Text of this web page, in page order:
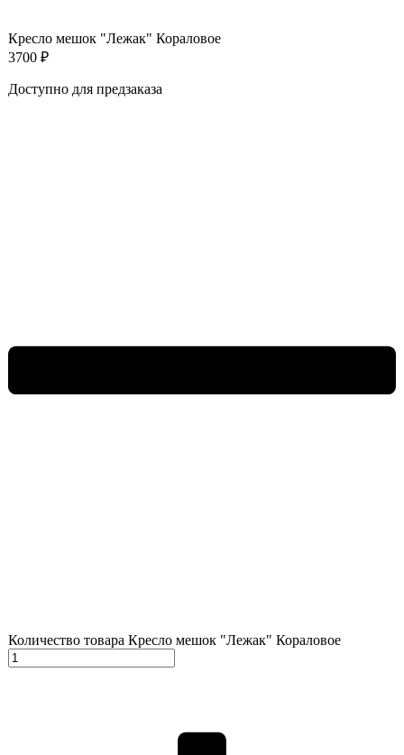
Кресло мешок "Лежак" Кораловое
3700 ₽
Доступно для предзаказа
Количество товара Кресло мешок "Лежак" Кораловое